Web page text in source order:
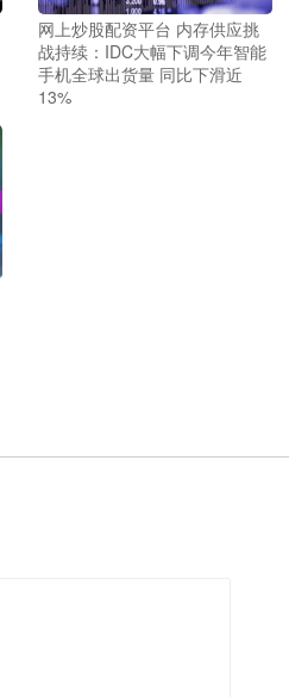
网上炒股配资平台 内存供应挑
战持续：IDC大幅下调今年智能
手机全球出货量 同比下滑近
13%